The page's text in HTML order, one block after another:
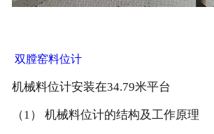
双膛窑料位计
机械料位计安装在34.79米平台
（1） 机械料位计的结构及工作原理